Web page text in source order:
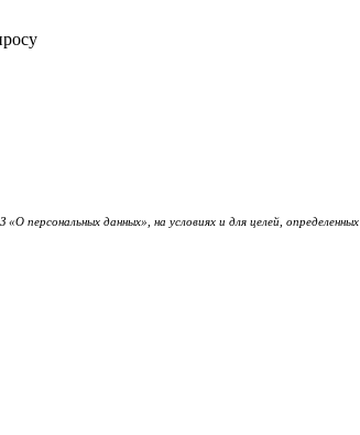
данных», на условиях и для целей, определенных